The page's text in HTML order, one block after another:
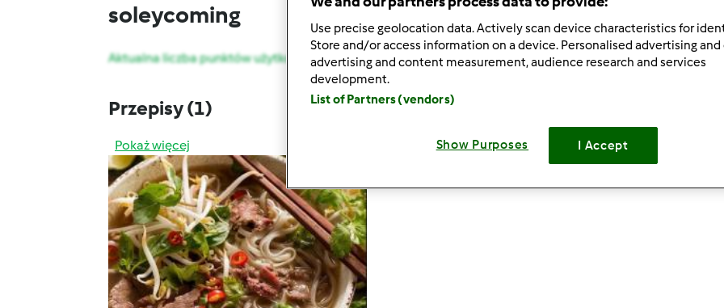
soleycoming
Aktualna liczba punktów użytkownika: 9
Przepisy(1)
Pokaż więcej
Use precise geolocation data. Actively scan device characteristics for
Store and/or access information on a device. Personalised advertising
advertising and content measurement, audience research and services
development.
List of Partners (vendors)
Show Purposes I Accept